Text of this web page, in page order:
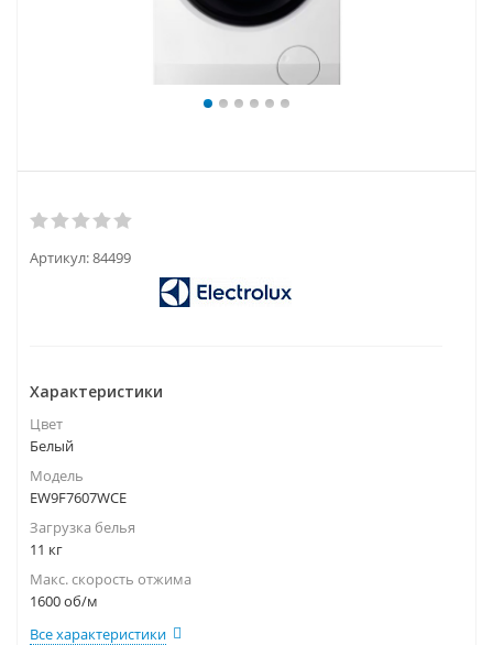
Артикул:84499
Характеристики
Цвет
Белый
Модель
EW9F7607WCE
Загрузка белья
11 кг
Макс. скорость отжима
1600 об/м
Все характеристики